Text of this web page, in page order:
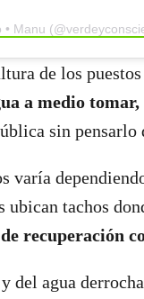
Manu
de los
a medio tomar,
sin pensarlo
varía
ubican tachos
recuperación
del agua